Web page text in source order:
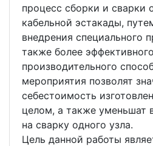
процесс сборки и сварки
кабельной эстакады,
внедрения специального
также более
производительного
мероприятия позволят
себестоимость
целом, а также уменьшат
на сварку одного узла.
Цель данной работы